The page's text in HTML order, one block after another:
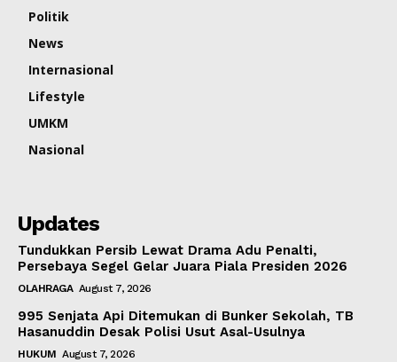
Politik
News
Internasional
Lifestyle
UMKM
Nasional
Updates
Tundukkan Persib Lewat Drama Adu Penalti,
Persebaya Segel Gelar Juara Piala Presiden 2026
OLAHRAGA August 7, 2026
995 Senjata Api Ditemukan di Bunker Sekolah, TB
Hasanuddin Desak Polisi Usut Asal-Usulnya
HUKUM August 7, 2026